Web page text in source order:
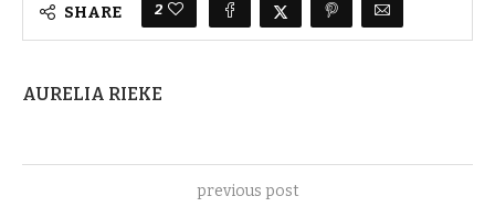
SHARE 2
AURELIA RIEKE
previous post